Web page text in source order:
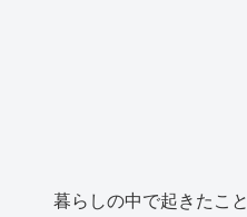
暮らしの中で起きたこ